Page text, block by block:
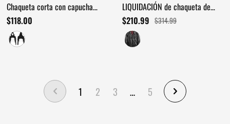
Chaqueta corta con capucha
negra punk y mangas huecas
$118.00
LIQUIDACIÓN de chaqueta de
motociclista clásica de piel de
caballo encerada para hombre -
EE. UU.
$210.99 $314.99
1 2 3 … 5